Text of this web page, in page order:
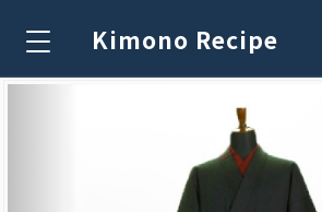
Kimono Recipe